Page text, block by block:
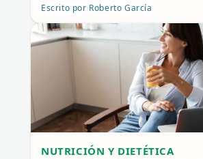
Escrito por Roberto García
NUTRICIÓN Y DIETÉTICA